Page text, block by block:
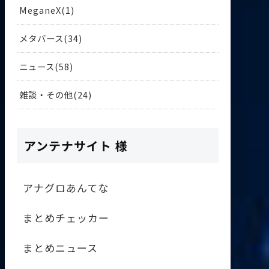
MeganeX 1
メタバース 34
ニュース 58
雑談・その他 24
アンテナサイト 様
アナグロあんてな
まとめチェッカー
まとめニュース